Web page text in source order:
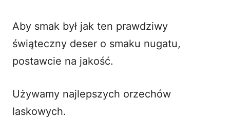
Aby smak był jak ten prawdziwy
świąteczny deser o smaku nugatu,
postawcie na jakość.
Używamy najlepszych orzechów
laskowych.